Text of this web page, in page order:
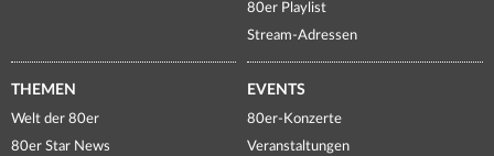
80er Playlist
Stream-Adressen
THEMEN
Welt der 80er
80er Star News
EVENTS
80er-Konzerte
Veranstaltungen